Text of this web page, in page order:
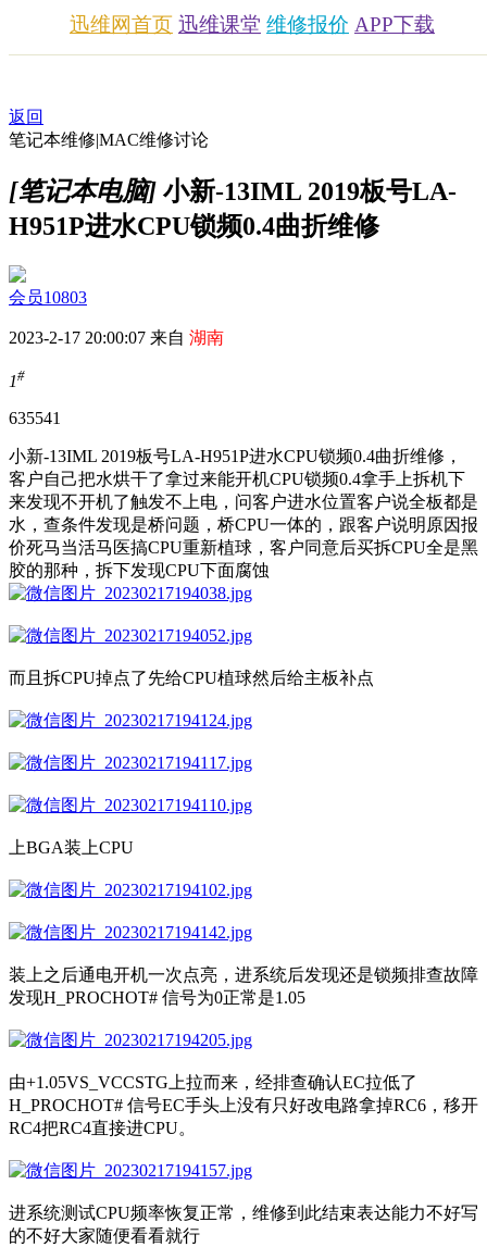
迅维网首页 迅维课堂 维修报价 APP下载
返回
笔记本维修|MAC维修讨论
[笔记本电脑] 小新-13IML 2019板号LA-
H951P进水CPU锁频0.4曲折维修
会员10803
2023-2-17 20:00:07 来自 湖南
1#
635541
小新-13IML 2019板号LA-H951P进水CPU锁频0.4曲折维修，
客户自己把水烘干了拿过来能开机CPU锁频0.4拿手上拆机下
来发现不开机了触发不上电，问客户进水位置客户说全板都是
水，查条件发现是桥问题，桥CPU一体的，跟客户说明原因报
价死马当活马医搞CPU重新植球，客户同意后买拆CPU全是黑
胶的那种，拆下发现CPU下面腐蚀
而且拆CPU掉点了先给CPU植球然后给主板补点
上BGA装上CPU
装上之后通电开机一次点亮，进系统后发现还是锁频排查故障
发现H_PROCHOT# 信号为0正常是1.05
由+1.05VS_VCCSTG上拉而来，经排查确认EC拉低了
H_PROCHOT# 信号EC手头上没有只好改电路拿掉RC6，移开
RC4把RC4直接进CPU。
进系统测试CPU频率恢复正常，维修到此结束表达能力不好写
的不好大家随便看看就行